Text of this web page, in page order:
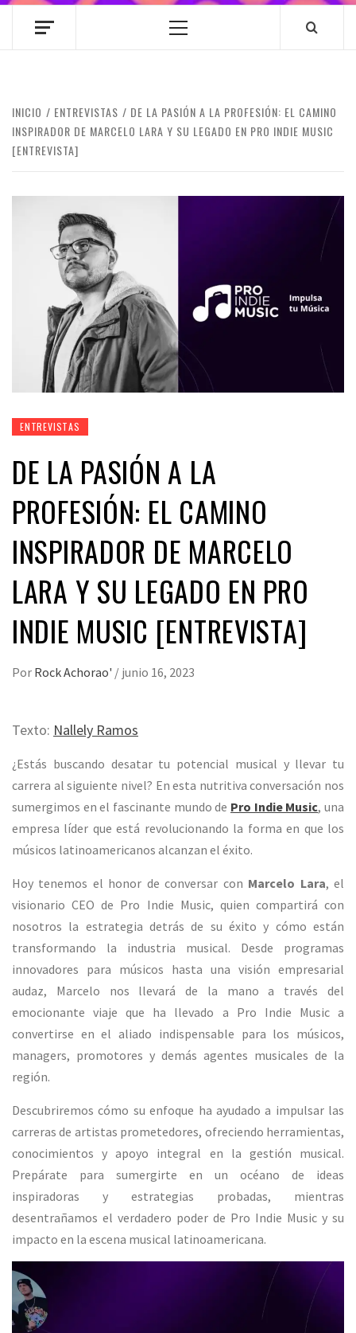
Menú
INICIO ENTREVISTAS
DE LA PASIÓN A LA PROFESIÓN: EL CAMINO
INSPIRADOR DE MARCELO LARA Y SU LEGADO EN PRO INDIE MUSIC
[ENTREVISTA]
ENTREVISTAS
DE LA PASIÓN A LA
PROFESIÓN: EL CAMINO
INSPIRADOR DE MARCELO
LARA Y SU LEGADO EN PRO
INDIE MUSIC [ENTREVISTA]
Por Rock Achorao' / junio 16, 2023
Texto: Nallely Ramos
¿Estás buscando desatar tu potencial musical y llevar tu
carrera al siguiente nivel? En esta nutritiva conversación nos
sumergimos en el fascinante mundo de Pro Indie Music, una
empresa líder que está revolucionando la forma en que los
músicos latinoamericanos alcanzan el éxito.
Hoy tenemos el honor de conversar con Marcelo Lara, el
visionario CEO de Pro Indie Music, quien compartirá con
nosotros la estrategia detrás de su éxito y cómo están
transformando la industria musical. Desde programas
innovadores para músicos hasta una visión empresarial
audaz, Marcelo nos llevará de la mano a través del
emocionante viaje que ha llevado a Pro Indie Music a
convertirse en el aliado indispensable para los músicos,
managers, promotores y demás agentes musicales de la
región.
Descubriremos cómo su enfoque ha ayudado a impulsar las
carreras de artistas prometedores, ofreciendo herramientas,
conocimientos y apoyo integral en la gestión musical.
Prepárate para sumergirte en un océano de ideas
inspiradoras y estrategias probadas, mientras
desentrañamos el verdadero poder de Pro Indie Music y su
impacto en la escena musical latinoamericana.